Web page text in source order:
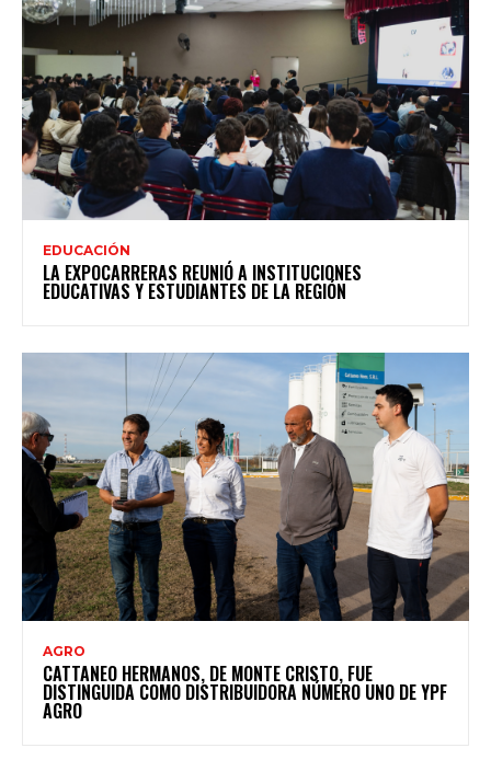
EDUCACIÓN
LA EXPOCARRERAS REUNIÓ A INSTITUCIONES
EDUCATIVAS Y ESTUDIANTES DE LA REGIÓN
AGRO
CATTANEO HERMANOS, DE MONTE CRISTO, FUE
DISTINGUIDA COMO DISTRIBUIDORA NÚMERO UNO DE YPF
AGRO